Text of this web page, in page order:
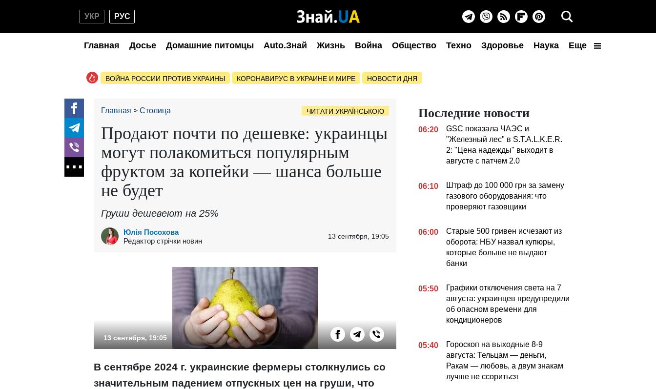
УКР РУС
Главная Досье Домашние питомцы Auto.Знай Жизнь Война Общество Техно Здоровье Наука Еще
ВОЙНА РОССИИ ПРОТИВ УКРАИНЫ КОРОНАВИРУС В УКРАИНЕ И МИРЕ НОВОСТИ ДНЯ
Главная Столица ЧИТАТИ УКРАЇНСЬКОЮ
Продают почти по дешевке: украинцы
могут полакомиться популярным
фруктом за копейки — шанса больше
не будет
Груши дешевеют на 25%
Юлія Посохова
Редактор стрічки новин
13 сентября, 19:05
13 сентября, 19:05
В сентябре 2024 г. украинские фермеры столкнулись со
значительным падением отпускных цен на груши, что
Последние новости
06:20
GSC показала ЧАЭС и
"Железный лес" в S.T.A.L.K.E.R.
2: "Цена надежды" выходит в
августе с патчем 2.0
06:10
Штраф до 100 000 грн за замену
газового оборудования: что
проверяют газовщики
06:00
Старые 500 гривен исчезают из
оборота: НБУ назвал купюры,
которые больше не выдают
банки
05:50
Графики отключения света на 7
августа: украинцев предупредили
об опасном времени для
кондиционеров
05:40
Гороскоп на выходные 8-9
августа: Тельцам — деньги,
Ракам — любовь, а двум знакам
лучше не ссориться